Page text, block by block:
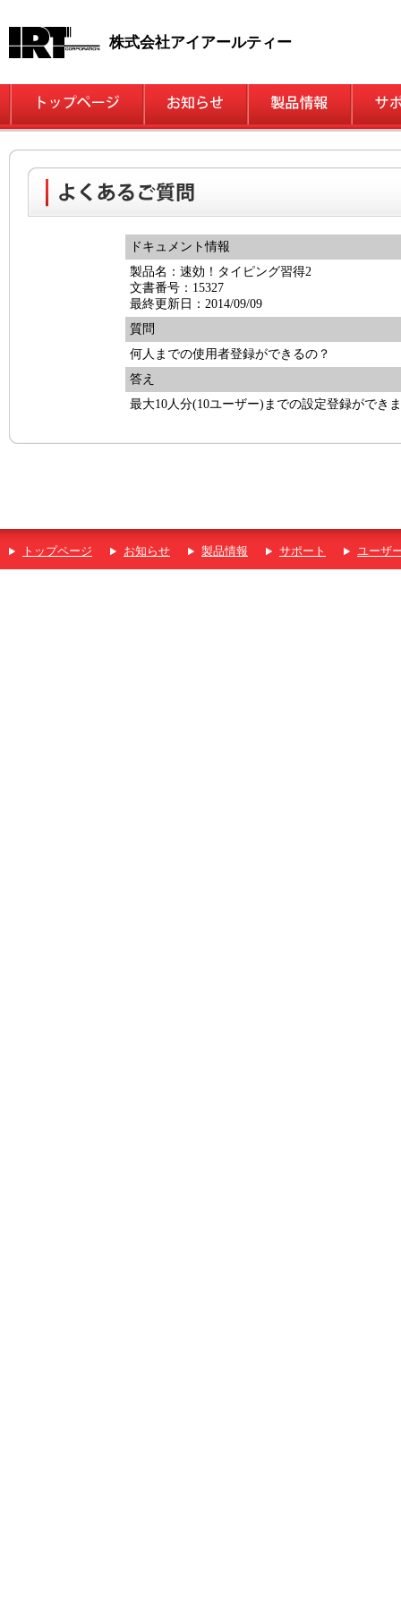
株式会社アイアールティー
ドキュメント情報
製品名：速効！タイピング習得2
文書番号：15327
最終更新日：2014/09/09
質問
何人までの使用者登録ができるの？
答え
最大10人分(10ユーザー)までの設定登録ができ
トップページ お知らせ 製品情報 サポート ユーザ